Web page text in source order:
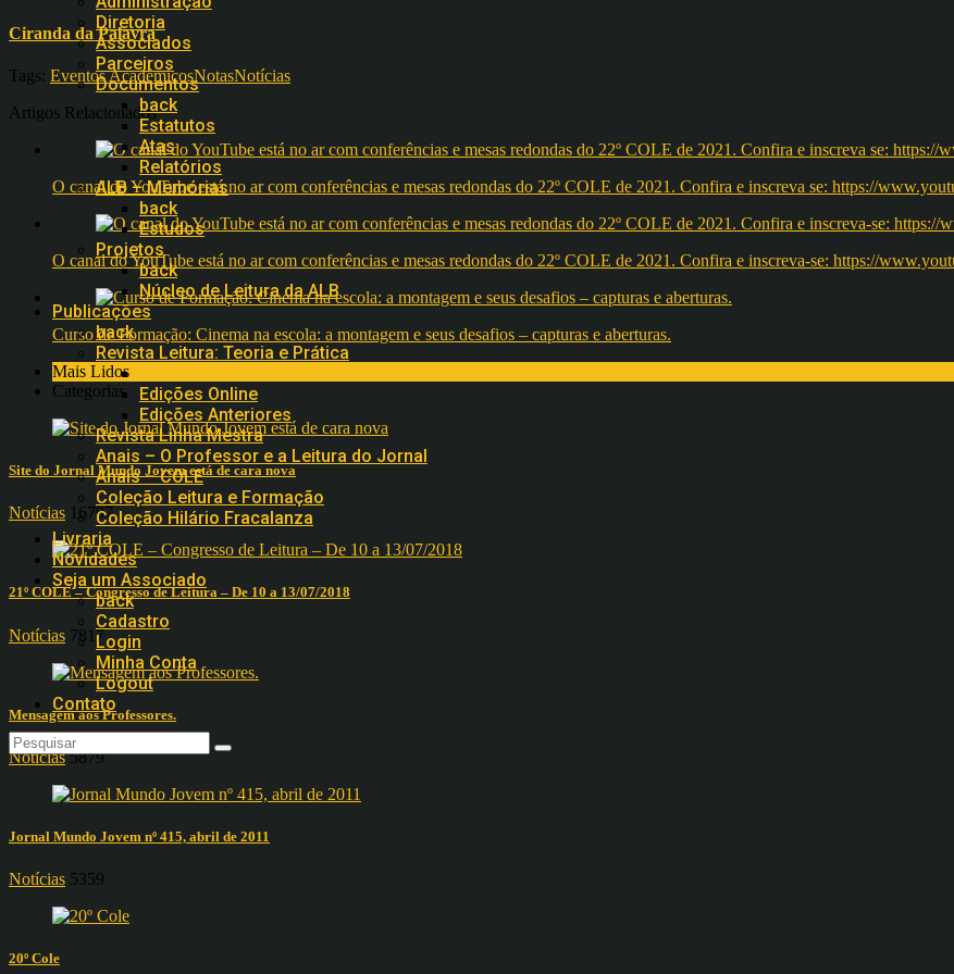
Diretoria
Associados
Parceiros
Documentos
back
Estatutos
Atas
Relatórios
ALB – Memórias
back
Estudos
Projetos
back
Núcleo de Leitura da ALB
Publicações
back
Revista Leitura: Teoria e Prática
Edições Online
Edições Anteriores
Revista Linha Mestra
Anais – O Professor e a Leitura do Jornal
Anais – COLE
Coleção Leitura e Formação
Coleção Hilário Fracalanza
Livraria
Novidades
Seja um Associado
back
Cadastro
Login
Minha Conta
Logout
Contato
Ciranda da Palavra
Tags: Eventos AcadêmicosNotasNotícias
Artigos Relacionados
O canal do YouTube está no ar com conferências e mesas redondas do 22º COLE de 2021. Confira e inscreva se: https://
O canal do YouTube está no ar com conferências e mesas redondas do 22º COLE de 2021. Confira e inscreva-se: https://
Curso de Formação: Cinema na escola: a montagem e seus desafios – capturas e aberturas.
Mais Lidos
Categorias
Site do Jornal Mundo Jovem está de cara nova
Notícias 16797
21º COLE – Congresso de Leitura – De 10 a 13/07/2018
Notícias 7817
Mensagem aos Professores.
Notícias 5879
Jornal Mundo Jovem nº 415, abril de 2011
Notícias 5359
20º Cole